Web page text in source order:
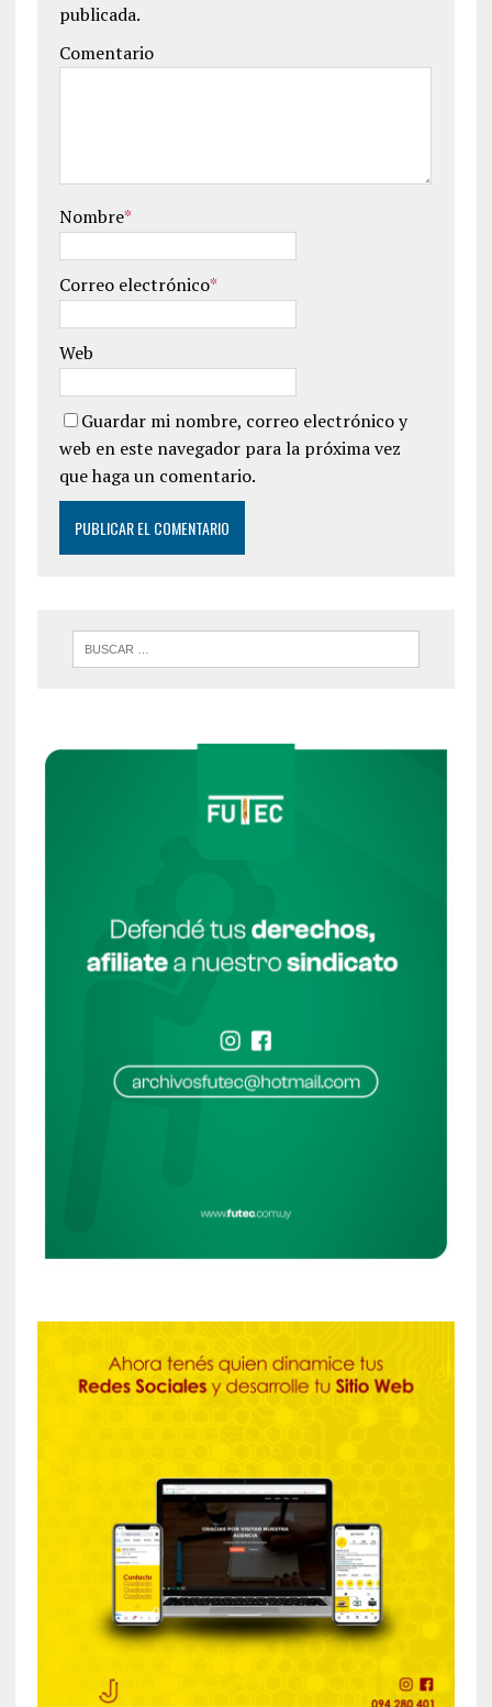
publicada.
Comentario
Nombre*
Correo electrónico*
Web
Guardar mi nombre, correo electrónico y
web en este navegador para la próxima vez
que haga un comentario.